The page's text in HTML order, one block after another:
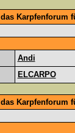
Andi
ELCARPO
Karpfenforum